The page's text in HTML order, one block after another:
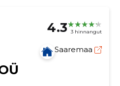
4.3 3 hinnangut
Saaremaa